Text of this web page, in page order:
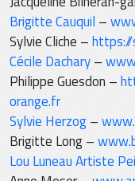
Brigitte Cauquil –
Sylvie Cliche –https://
Cécile Dachary–
Philippe Guesdon –
orange.fr
Sylvie Herzog–
Brigitte Long –
Lou Luneau Artiste